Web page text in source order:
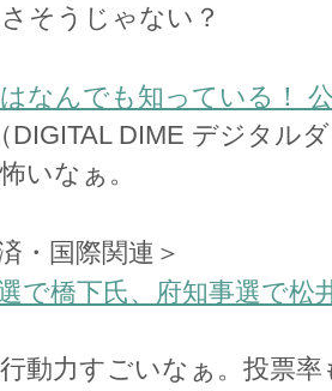
そうじゃない？
なんでも知っている！
（DIGITAL DIME デジタル
いなぁ。
・国際関連＞
で橋下氏、府知事選で松
動力すごいなぁ。投票